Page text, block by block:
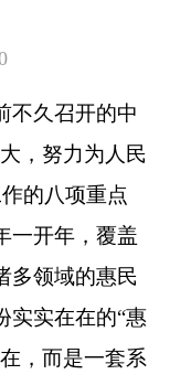
不久召开的中
，努力为人民
的八项重点
一开年，覆盖
多领域的惠民
实实在在的“惠
，而是一套系